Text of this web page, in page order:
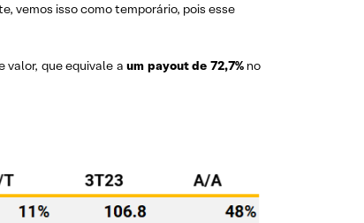
vemos isso como temporário, pois esse
valor, que equivale aum payout de 72,7%no